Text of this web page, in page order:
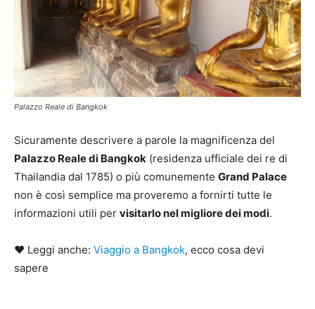
Palazzo Reale di Bangkok
Sicuramente descrivere a parole la magnificenza del
Palazzo Reale di Bangkok (residenza ufficiale dei re di
Thailandia dal 1785) o più comunemente Grand Palace
non è così semplice ma proveremo a fornirti tutte le
informazioni utili per visitarlo nel migliore dei modi.
♥ Leggi anche: Viaggio a Bangkok, ecco cosa devi
sapere